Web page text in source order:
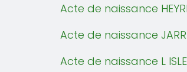
Acte de naissance
Acte de naissance
Acte de naissance L